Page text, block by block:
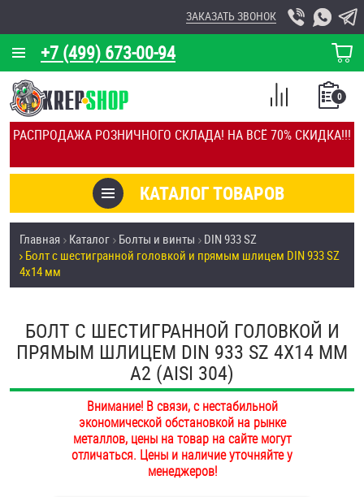
РАСПРОДАЖА РОЗНИЧНОГО СКЛАДА! НА ВСЁ 70% СКИДКА!!!
+7 (499) 673-00-94
ЗАКАЗАТЬ ЗВОНОК
КОРЗИНА
О КОМПАНИИ
КАЛЬКУЛЯТОР
ОТЗЫВЫ
УСЛУГИ
СКИДКИ
ПОКУПАТЕЛЯМ
ОПЛАТА И ДОСТАВКА
НАШИ МАГАЗИНЫ
КАТАЛОГ ТОВАРОВ
0
СПИСОК
СРАВНЕНИЕ
Товары со скидкой
Анкеры
Болты и винты
Втулки
Главная Каталог Болты и винты
DIN 933 SZ
Болт с шестигранной головкой и прямым шлицем DIN 933 SZ
4х14 мм
БОЛТ С ШЕСТИГРАННОЙ ГОЛОВКОЙ И
ПРЯМЫМ ШЛИЦЕМ DIN 933 SZ 4Х14 ММ
А2 (AISI 304)
Внимание! В связи, с нестабильной
экономической обстановкой на рынке
металлов, цены на товар на сайте могут
отличаться. Цены и наличие уточняйте у
менеджеров!